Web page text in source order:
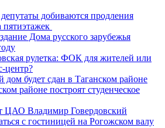
добиваются продления
Дома русского зарубежья
рулетка: ФОК для жителей или
центр?
дом будет сдан в Таганском районе
районе построят студенческое
ЦАО Владимир Говердовский
с гостиницей на Рогожском валу